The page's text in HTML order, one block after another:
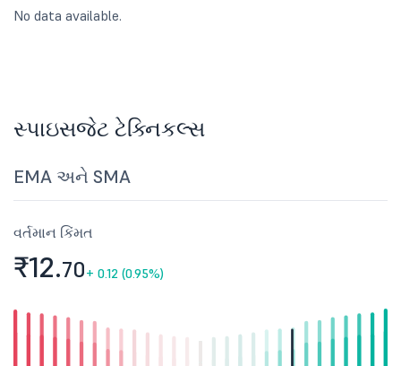
No data available.
સ્પાઇસજેટ ટેક્નિકલ્સ
EMA અને SMA
વર્તમાન કિંમત
₹12.70+ 0.12 (0.95%)